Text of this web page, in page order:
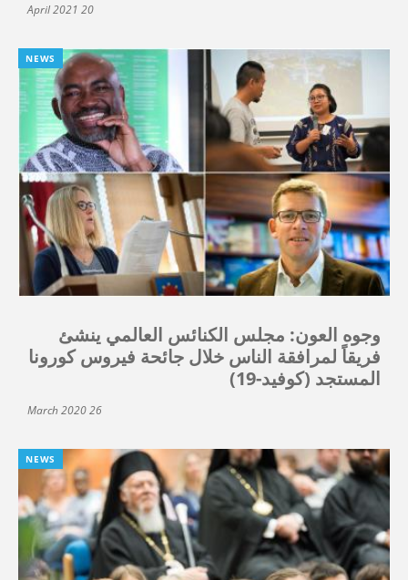
20 April 2021
NEWS
وجوه العون: مجلس الكنائس العالمي ينشئ
فريقاً لمرافقة الناس خلال جائحة فيروس كورونا
المستجد (كوفيد-19)
26 March 2020
NEWS